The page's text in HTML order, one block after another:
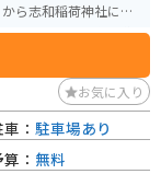
ら志和稲荷神社に向
して、現在も主要道
の脇の斜面上にある
が、茅の輪くぐりや
ることができます。
農園などの娯楽施設
お気に入り
： 駐車場あり
： 無料